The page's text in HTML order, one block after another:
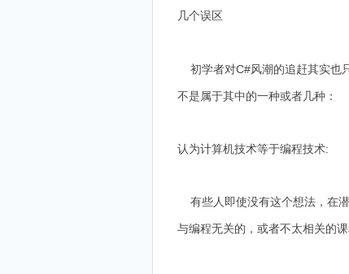
几个误区
初学者对C#风潮的追赶其实也
不是属于其中的一种或者几种：
认为计算机技术等于编程技术:
有些人即使没有这个想法，在
与编程无关的，或者不太相关的